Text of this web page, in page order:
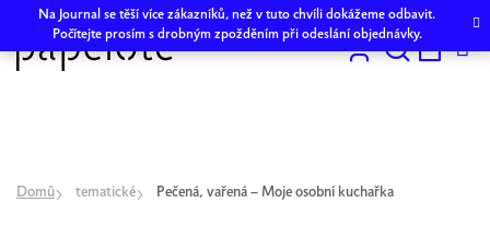
obsah
Na Journal se těší více zákazníků, než v tuto chvíli dokážeme odbavit.
Počítejte prosím s drobným zpožděním při odeslání objednávky.
Hledat
Domů tematické Pečená, vařená – Moje osobní kuchařka